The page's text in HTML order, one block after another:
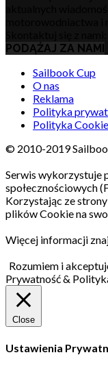
PODĄŻAJ ZA NAMI
Sailbook Cup
O nas
Reklama
Polityka
Polityka Cookie
© 2010-2019
Serwis wykorzystuje
społecznościowych
Korzystając ze
plików Cookie na
Więcej informacji
Rozumiem i
Prywatność &
Close
Ustawienia